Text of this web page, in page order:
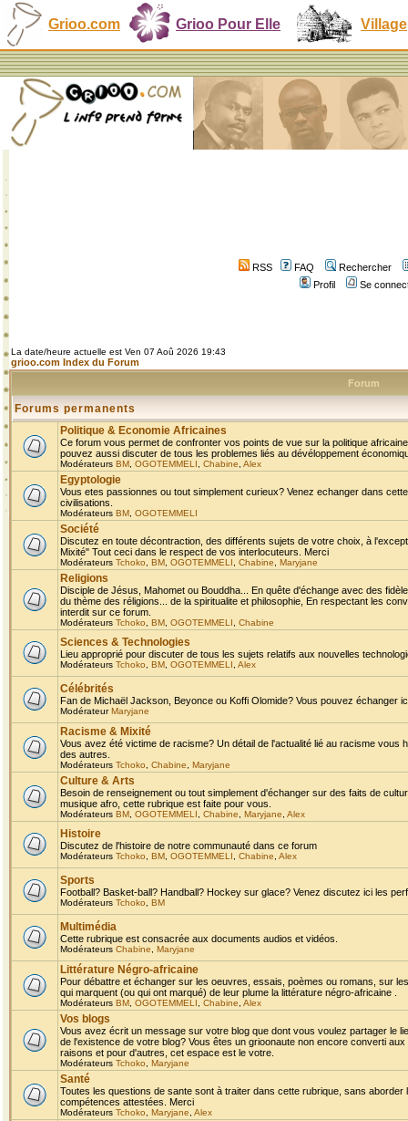
Grioo.com Grioo Pour Elle Village
RSS FAQ
Rechercher
Profil
Se
La date/heure actuelle est Ven 07 Aoû 2026 19:43
grioo.com Index du Forum
Forum
Forums permanents
Politique & Economie Africaines
Ce forum vous permet de confronter vos points de vue sur la politique
pouvez aussi discuter de tous les problemes liés au dévéloppement
Modérateurs BM OGOTEMMELI Chabine Alex
Egyptologie
Vous etes passionnes ou tout simplement curieux? Venez echanger dans
civilisations.
Modérateurs BM OGOTEMMELI
Société
Discutez en toute décontraction, des différents sujets de votre choix, à
Mixité" Tout ceci dans le respect de vos interlocuteurs. Merci
Modérateurs Tchoko BM OGOTEMMELI Chabine Maryjane
Religions
Disciple de Jésus, Mahomet ou Bouddha... En quête d'échange avec des
du thème des réligions... de la spiritualite et philosophie, En respectant les
interdit sur ce forum.
Modérateurs Tchoko BM OGOTEMMELI Chabine
Sciences & Technologies
Lieu approprié pour discuter de tous les sujets relatifs aux nouvelles
Modérateurs Tchoko BM OGOTEMMELI Alex
Célébrités
Fan de Michaël Jackson, Beyonce ou Koffi Olomide? Vous pouvez échanger
ModérateurMaryjane
Racisme & Mixité
Vous avez été victime de racisme? Un détail de l'actualité lié au racisme
des autres.
Modérateurs Tchoko Chabine Maryjane
Culture & Arts
Besoin de renseignement ou tout simplement d'échanger sur des faits de
musique afro, cette rubrique est faite pour vous.
Modérateurs BM OGOTEMMELI Chabine Maryjane Alex
Histoire
Discutez de l'histoire de notre communauté dans ce forum
Modérateurs Tchoko BM OGOTEMMELI Chabine Alex
Sports
Football? Basket-ball? Handball? Hockey sur glace? Venez discutez ici les
Modérateurs Tchoko BM
Multimédia
Cette rubrique est consacrée aux documents audios et vidéos.
Modérateurs Chabine Maryjane
Littérature Négro-africaine
Pour débattre et échanger sur les oeuvres, essais, poèmes ou romans, sur
qui marquent (ou qui ont marqué) de leur plume la littérature négro-africaine .
Modérateurs BM OGOTEMMELI Chabine Alex
Vos blogs
Vous avez écrit un message sur votre blog que dont vous voulez partager le
de l'existence de votre blog? Vous êtes un grioonaute non encore converti
raisons et pour d'autres, cet espace est le votre.
Modérateurs Tchoko Maryjane
Santé
Toutes les questions de sante sont à traiter dans cette rubrique, sans
compétences attestées. Merci
Modérateurs Tchoko Maryjane Alex